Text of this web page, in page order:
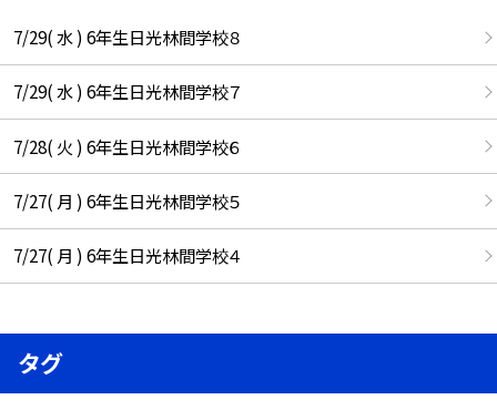
7/29( 水 ) 6年生日光林間学校８
7/29( 水 ) 6年生日光林間学校７
7/28( 火 ) 6年生日光林間学校６
7/27( 月 ) 6年生日光林間学校５
7/27( 月 ) 6年生日光林間学校４
タグ